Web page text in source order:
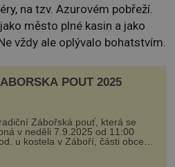
na tzv. Azurovém pobřeží.
město plné kasin a jako
vždy ale oplývalo bohatstvím.
POUŤ 2025
Zábořská pouť, která se
v neděli 7.9.2025 od 11:00
u kostela v Záboří, části obce
u Mělníka. V programu naleznete
prohlídku kostela,